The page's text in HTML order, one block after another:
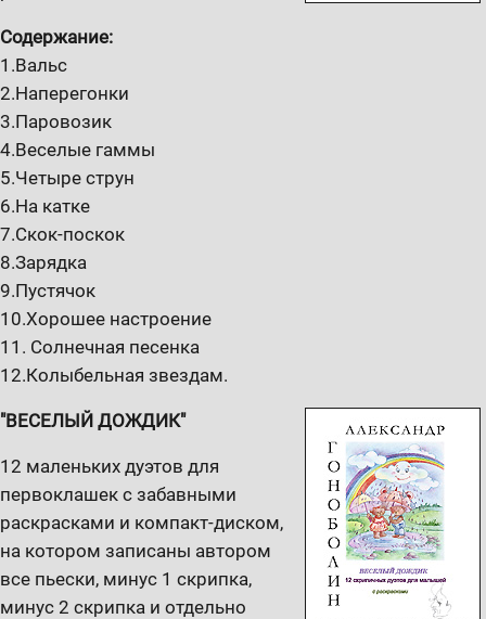
Содержание:
1.Вальс
2.Наперегонки
3.Паровозик
4.Веселые гаммы
5.Четыре струн
6.На катке
7.Скок-поскок
8.Зарядка
9.Пустячок
10.Хорошее настроение
11. Солнечная песенка
12.Колыбельная звездам.
"ВЕСЕЛЫЙ ДОЖДИК"
12 маленьких дуэтов для
первоклашек с забавными
раскрасками и компакт-диском,
на котором записаны автором
все пьески, минус 1 скрипка,
минус 2 скрипка и отдельно